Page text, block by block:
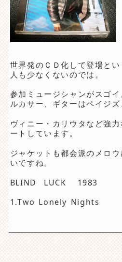
世界発のＣＤ化して登場と
人も少なくないのでは。
参加ミュージシャンがスゴ
ルカサー、ギターはペイジ
ヴィニー・カリウタなど強
ートしています。
ジャケットも都会派のメロ
いですね。
BLIND LUCK 1983
1.Two Lonely Nights